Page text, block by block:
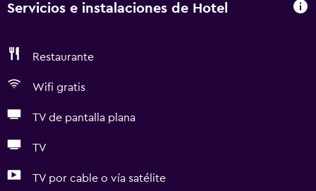
Servicios e instalaciones de Hotel
Restaurante
Wifi gratis
TV de pantalla plana
TV
TV por cable o vía satélite